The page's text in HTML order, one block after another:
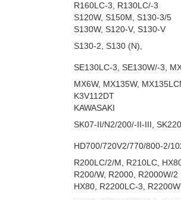
R160LC-3, R130LC/-3
S120W, S150M, S130-3/5
S130W, S120-V, S130-V
S130-2, S130 (N),
SE130LC-3, SE130W/-3,
MX6W, MX135W,
K3V112DT
KAWASAKI
SK07-II/N2/200/-II-III,
HD700/720V2/770/800-2/
R200LC/2/M, R210LC,
R200/W, R2000, R2000W/2
HX80, R2200LC-3, R2200W